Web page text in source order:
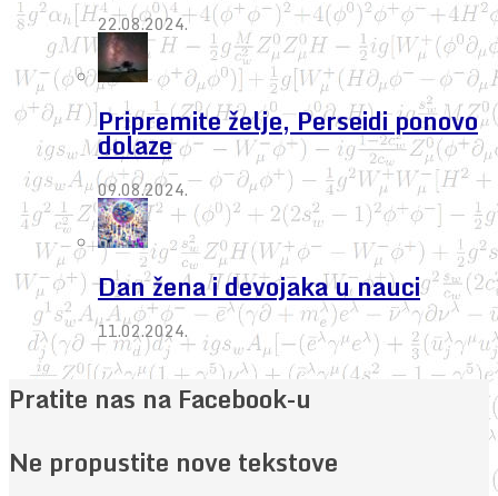
22.08.2024.
Pripremite želje, Perseidi ponovo
dolaze
09.08.2024.
Dan žena i devojaka u nauci
11.02.2024.
Pratite nas na Facebook-u
Ne propustite nove tekstove